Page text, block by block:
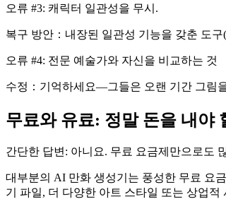
오류 #3: 캐릭터 일관성을 무시.
복구 방안：내장된 일관성 기능을 갖춘 도
오류 #4: 전문 예술가와 자신을 비교하는 것
수정：기억하세요—그들은 오랜 기간 그림
무료와 유료: 정말 돈을 내야
간단한 답변: 아니요. 무료 요금제만으로도
대부분의 AI 만화 생성기는 풍성한 무료 요
기 파일, 더 다양한 아트 스타일 또는 상업